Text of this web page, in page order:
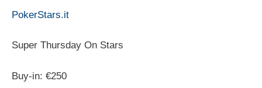
PokerStars.it
Super Thursday On Stars
Buy-in: €250